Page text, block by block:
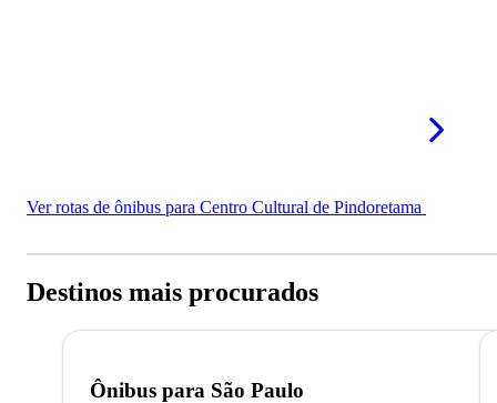
Ver rotas de ônibus para Centro Cultural de Pindoretama
Destinos mais procurados
Ônibus para São Paulo